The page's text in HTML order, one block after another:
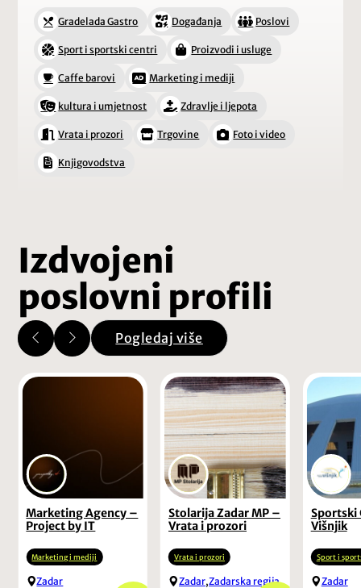
Gradelada Gastro Događanja Poslovi
Sport i sportski centri Proizvodi i usluge
Caffe barovi Marketing i mediji
kultura i umjetnost Zdravlje i ljepota
Vrata i prozori Trgovine Foto i video
Knjigovodstva
Izdvojeni
poslovni profili
Pogledaj više
Marketing Agency –
Project by IT
Marketing i mediji
Zadar
Stolarija Zadar MP –
Vrata i prozori
Vrata i prozori
Zadar,Zadarska regija
Sportski
Višnjik
Sport i
Zadar